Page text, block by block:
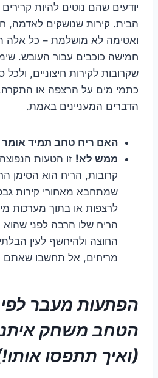
יודעים שהם נוטים להיות
הבית. קירות שנושקים לאדמה,
ואטימה לא מושלמת – כל אלה
חמישה כוכבים עבור העובש.
שקרובות לקירות חיצוניים, ולכל
כתמי מים על הרצפה או
הדברים המעניינים באמת.
האם ריח טחב תמיד אומר
ממש לא! זו הטעות
קרובות, הריח הוא הסימן
שמתחבא מאחורי קירות
לרצפות או בתוך מערכות
הריח שלו הרבה לפני
החוצה ולהיחשף לעין
מריחים, אל תחשבו שאתם
הפתעות מעבר
הטחב משחק
(ואיך תתפסו